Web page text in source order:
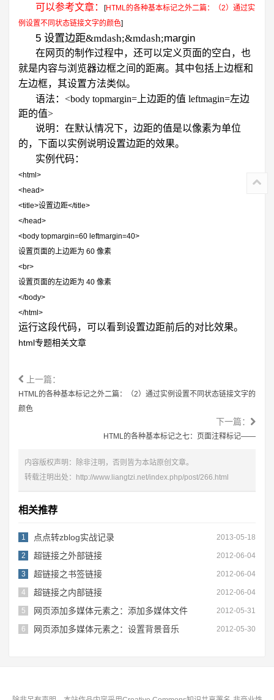
可以参考文章：
[HTML的各种基本标记之外二篇：（2）通过实
例设置不同状态链接文字的颜色]
5 设置边距&mdash;&mdash;margin
在网页的制作过程中，还可以定义页面的空白，也
就是内容与浏览器边框之间的距离。其中包括上边框和
左边框，其设置方法类似。
语法： <body topmargin= 上边距的值 leftmagin=左边
距的值>
说明：在默认情况下，边距的值是以像素为单位
的，下面以实例说明设置边距的效果。
实例代码：
<html>
<head>
<title>设置边距</title>
</head>
<body topmargin=60 leftmargin=40>
设置页面的上边距为 60 像素
<br>
设置页面的左边距为 40 像素
</body>
</html>
运行这段代码，可以看到设置边距前后的对比效果。
html专题相关文章
上一篇：
HTML的各种基本标记之外二篇：（2）通过实例设置不同状态链接文字的
颜色
下一篇：
HTML的各种基本标记之七：页面注释标记——
内容版权声明：除非注明，否则皆为本站原创文章。
转载注明出处： http://www.liangtzi.net/index.php/post/266.html
相关推荐
2013-05-18
1 点点转zblog实战记录
2012-06-04
2 超链接之外部链接
2012-06-04
3 超链接之书签链接
2012-06-04
4 超链接之内部链接
2012-05-31
5 网页添加多媒体元素之：添加多媒体文件
2012-05-30
6 网页添加多媒体元素之：设置背景音乐